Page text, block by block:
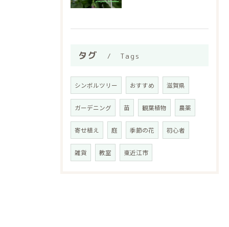
タグ Tags
シンボルツリー おすすめ 滋賀県
ガーデニング 苗 観葉植物 農薬
寄せ植え 庭 季節の花 初心者
雑貨 教室 東近江市